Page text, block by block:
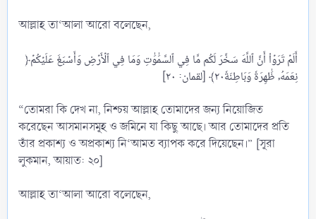
আল্লাহ তা‘আলা আরো বলেছেন,
﴿أَلَمۡ تَرَوۡاْ أَنَّ ٱللَّهَ سَخَّرَ لَكُم مَّا فِي ٱلسَّمَٰوَٰتِ وَمَا فِي ٱلۡأَرۡضِ وَأَسۡبَغَ عَلَيۡكُمۡ
“তোমরা কি দেখ না, নিশ্চয় আল্লাহ তোমাদের জন্য নিয়োজিত
করেছেন আসমানসমূহ ও জমিনে যা কিছু আছে। আর তোমাদের প্রতি
তাঁর প্রকাশ্য ও অপ্রকাশ্য নি‘আমত ব্যাপক করে দিয়েছেন।” [সূরা
লুকমান, আয়াত: ২০]
আল্লাহ তা‘আলা আরো বলেছেন,